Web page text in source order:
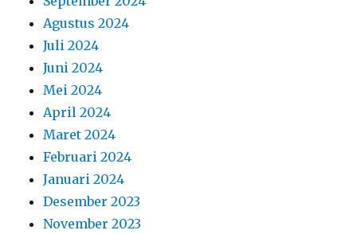
Agustus 2024
Juli 2024
Juni 2024
Mei 2024
April 2024
Maret 2024
Februari 2024
Januari 2024
Desember 2023
November 2023